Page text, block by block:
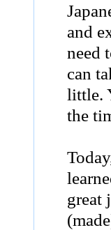
and
need
can
little.
the
great